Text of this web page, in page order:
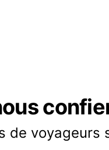
de voyageurs